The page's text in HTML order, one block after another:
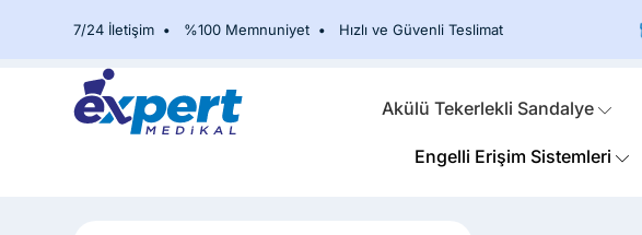
7/24 İletişim • %100 Memnuniyet • Hızlı ve Güvenli Teslimat
Akülü Tekerlekli Sandalye
Engelli Erişim Sistemleri